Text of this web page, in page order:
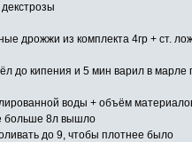
декстрозы
дрожжи из комплекта 4гр + ст.
до кипения и 5 мин варил в
воды + объём
больше 8л вышло
до 9, чтобы плотнее было